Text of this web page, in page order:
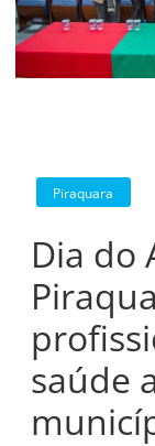
Piraquara
Dia do
saúde